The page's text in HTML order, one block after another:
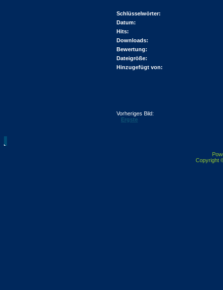
Schlüsselwörter:
Datum:
Hits:
Downloads:
Bewertung:
Dateigröße:
Hinzugefügt von:
Vorheriges Bild:
Ergste
Copyright